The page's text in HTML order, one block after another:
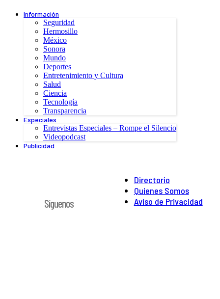
Información
Seguridad
Hermosillo
México
Sonora
Mundo
Deportes
Entretenimiento y Cultura
Salud
Ciencia
Tecnología
Transparencia
Especiales
Entrevistas Especiales – Rompe el Silencio
Videopodcast
Publicidad
Directorio
Quienes Somos
Aviso de Privacidad
Síguenos